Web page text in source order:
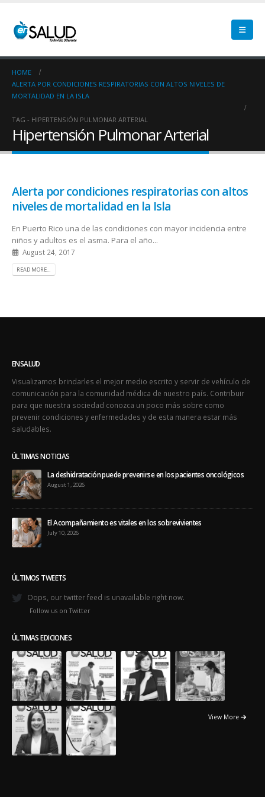
HOME
ALERTA POR CONDICIONES RESPIRATORIAS CON ALTOS NIVELES DE
MORTALIDAD EN LA ISLA
TAG - HIPERTENSIÓN PULMONAR ARTERIAL
Hipertensión Pulmonar Arterial
Alerta por condiciones respiratorias con altos
niveles de mortalidad en la Isla
En Puerto Rico una de las condiciones con mayor incidencia entre
niños y adultos es el asma. Para el año...
August 24, 2017
READ MORE...
ENSALUD
Visualizamos brindarles el mejor medio escrito y servir de vehículo de
comunicación para la comunidad médica de nuestro país. Contribuir
para que nuestra sociedad conozca un poco más sobre como
prevenir condiciones y enfermedades y de esta manera estar más
saludables.
ÚLTIMAS NOTICIAS
La deshidratación puede prevenirse en los pacientes oncológicos
August 1, 2026
El Acompañamiento es vitales en los sobrevivientes
July 10, 2026
ÚLTIMOS TWEETS
Oops, our twitter feed is unavailable right now.
Follow us on Twitter
ÚLTIMAS EDICIONES
View More